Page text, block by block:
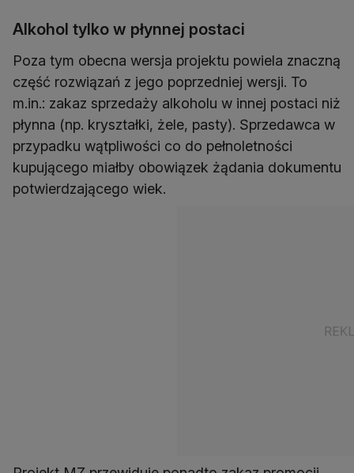
Alkohol tylko w płynnej postaci
Poza tym obecna wersja projektu powiela znaczną
część rozwiązań z jego poprzedniej wersji. To
m.in.: zakaz sprzedaży alkoholu w innej postaci niż
płynna (np. kryształki, żele, pasty). Sprzedawca w
przypadku wątpliwości co do pełnoletności
kupującego miałby obowiązek żądania dokumentu
potwierdzającego wiek.